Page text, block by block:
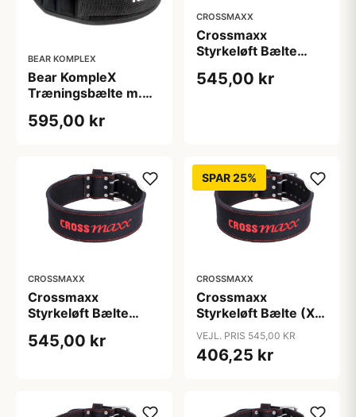
BEAR KOMPLEX
Bear KompleX
Træningsbælte m.
595,00 kr
CROSSMAXX
Crossmaxx
Styrkeløft Bælte
cm bredde, sort/rød
545,00 kr
CROSSMAXX
Crossmaxx
Styrkeløft Bælte
bredde sort/rød
545,00 kr
SPAR 25%
CROSSMAXX
Crossmaxx
Styrkeløft Bælte (X-
Large) - Brugt, 10
cm bredt bælte i
sort/rød til tunge
VEJL. PRIS 545,00 KR
406,25 kr